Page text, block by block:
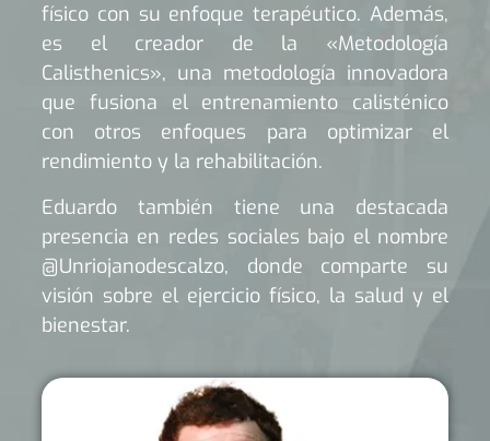
físico con su enfoque terapéutico. Además,
es el creador de la «Metodología
Calisthenics», una metodología innovadora
que fusiona el entrenamiento calisténico
con otros enfoques para optimizar el
rendimiento y la rehabilitación.
Eduardo también tiene una destacada
presencia en redes sociales bajo el nombre
@Unriojanodescalzo, donde comparte su
visión sobre el ejercicio físico, la salud y el
bienestar.